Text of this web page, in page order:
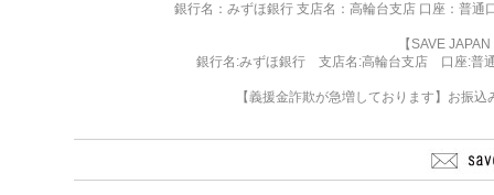
銀行名：みずほ銀行 支店名：高輪台支店 口座：普
【SAVE
銀行名:みずほ銀行 支店名:高輪台支店 口座:普
【義援金詐欺が急増しております】お振